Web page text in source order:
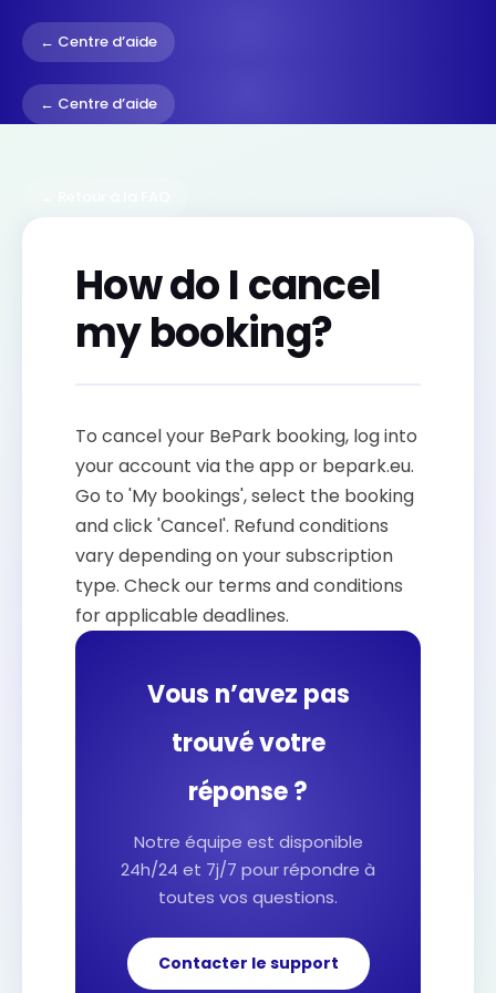
← Centre d’aide
← Centre d’aide
How do I cancel
my booking?
To cancel your BePark booking, log into
your account via the app or bepark.eu.
Go to 'My bookings', select the booking
and click 'Cancel'. Refund conditions
vary depending on your subscription
type. Check our terms and conditions
for applicable deadlines.
Vous n’avez pas
trouvé votre
réponse ?
Notre équipe est disponible
24h/24 et 7j/7 pour répondre à
toutes vos questions.
Contacter le support